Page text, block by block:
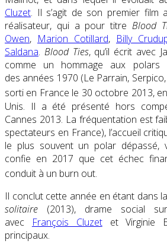
Cluzet. Il s’agit de son premier film
réalisateur, qui a pour titre Blood
Owen, Marion Cotillard, Billy
Saldana. Blood Ties, qu’il écrit avec
comme un hommage aux polars
des années 1970 (Le Parrain,
sorti en France le 30 octobre 2013,
Unis. Il a été présenté hors
Cannes 2013. La fréquentation est
spectateurs en France), l’accueil
le plus souvent un polar dépassé,
confie en 2017 que cet échec
conduit à un burn out.
Il conclut cette année en étant dans
solitaire (2013), drame social
avec François Cluzetet Virginie
principaux.